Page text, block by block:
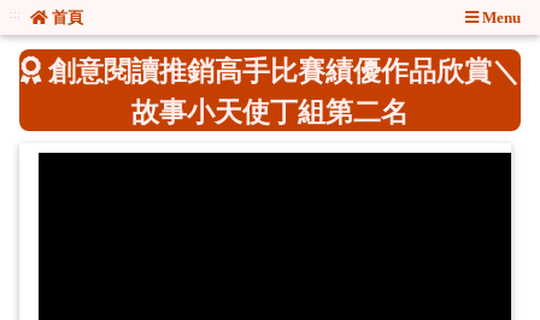
::: 首頁 Menu
創意閱讀推銷高手比賽績優作品欣賞＼
故事小天使丁組第二名